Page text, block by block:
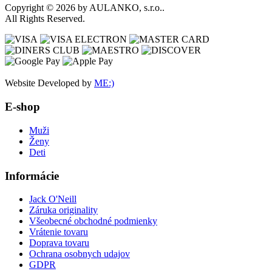
Copyright © 2026 by AULANKO, s.r.o..
All Rights Reserved.
Website Developed by ME:)
E-shop
Muži
Ženy
Deti
Informácie
Jack O'Neill
Záruka originality
Všeobecné obchodné podmienky
Vrátenie tovaru
Doprava tovaru
Ochrana osobnych udajov
GDPR